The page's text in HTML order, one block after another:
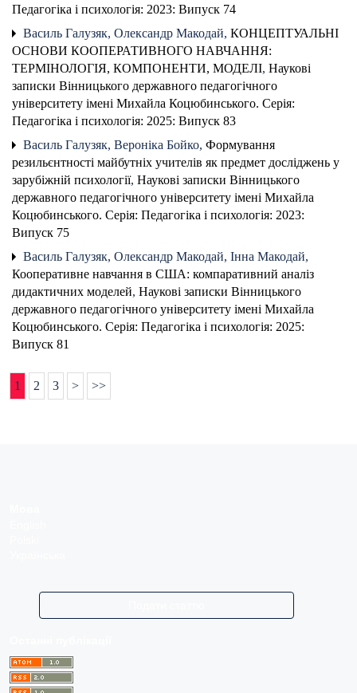
Педагогіка і психологія: 2023: Випуск 74
Василь Галузяк, Олександр Макодай, КОНЦЕПТУАЛЬНІ
ОСНОВИ КООПЕРАТИВНОГО НАВЧАННЯ:
ТЕРМІНОЛОГІЯ, КОМПОНЕНТИ, МОДЕЛІ, Наукові
записки Вінницького державного педагогічного
університету імені Михайла Коцюбинського. Серія:
Педагогіка і психологія: 2025: Випуск 83
Василь Галузяк, Вероніка Бойко, Формування
резильєнтності майбутніх учителів як предмет досліджень у
зарубіжній психології, Наукові записки Вінницького
державного педагогічного університету імені Михайла
Коцюбинського. Серія: Педагогіка і психологія: 2023:
Випуск 75
Василь Галузяк, Олександр Макодай, Інна Макодай,
Кооперативне навчання в США: компаративний аналіз
дидактичних моделей, Наукові записки Вінницького
державного педагогічного університету імені Михайла
Коцюбинського. Серія: Педагогіка і психологія: 2025:
Випуск 81
1 2 3 > >>